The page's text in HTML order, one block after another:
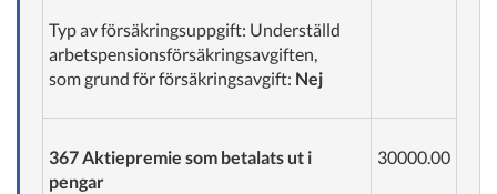
Typ av försäkringsuppgift: Underställd
arbetspensionsförsäkringsavgiften,
som grund för försäkringsavgift: Nej
367 Aktiepremie som betalats ut i
pengar
30000.00